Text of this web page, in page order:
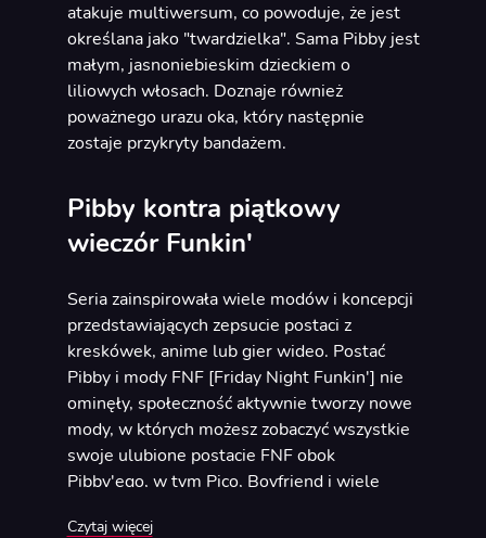
atakuje multiwersum, co powoduje, że jest
określana jako "twardzielka". Sama Pibby jest
małym, jasnoniebieskim dzieckiem o
liliowych włosach. Doznaje również
poważnego urazu oka, który następnie
zostaje przykryty bandażem.
Pibby kontra piątkowy
wieczór Funkin'
Seria zainspirowała wiele modów i koncepcji
przedstawiających zepsucie postaci z
kreskówek, anime lub gier wideo. Postać
Pibby i mody FNF [Friday Night Funkin'] nie
ominęły, społeczność aktywnie tworzy nowe
mody, w których możesz zobaczyć wszystkie
swoje ulubione postacie FNF obok
Pibby'ego, w tym Pico, Boyfriend i wiele
Czytaj więcej